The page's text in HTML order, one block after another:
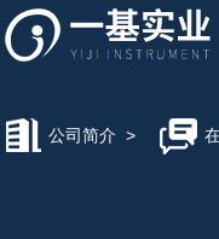
公司简介 >